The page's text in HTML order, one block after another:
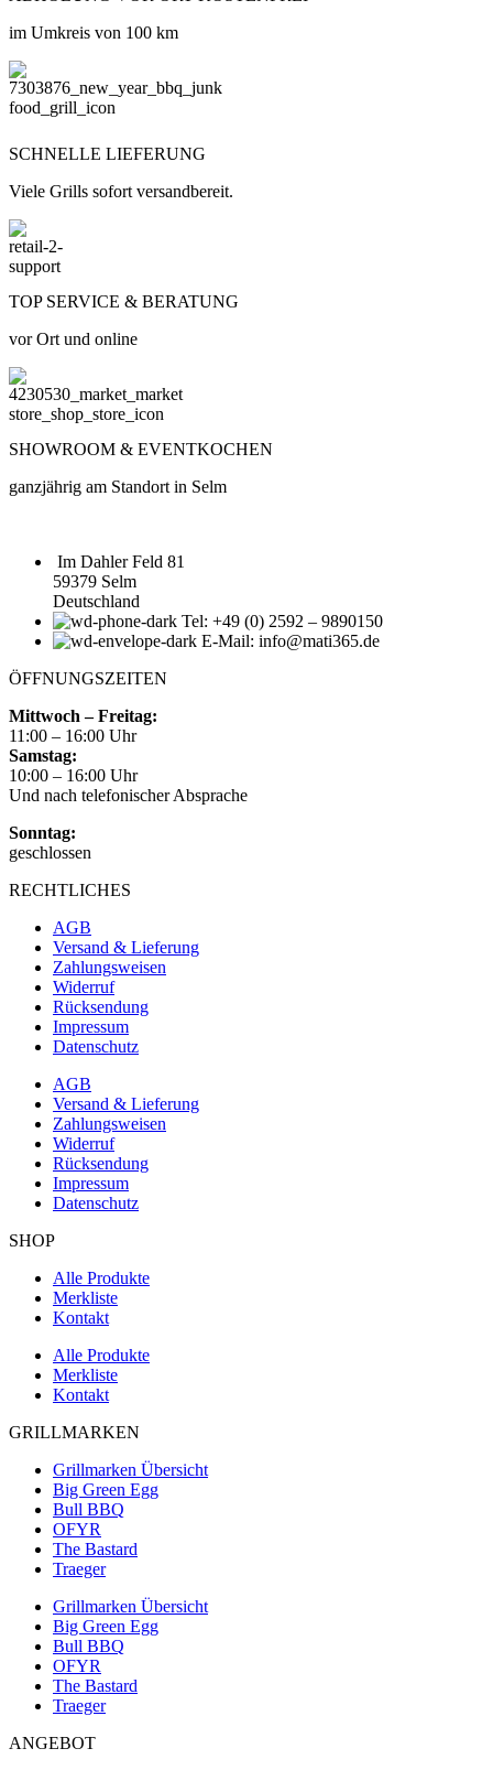
im Umkreis von 100 km
SCHNELLE LIEFERUNG
Viele Grills sofort versandbereit.
TOP SERVICE & BERATUNG
vor Ort und online
SHOWROOM & EVENTKOCHEN
ganzjährig am Standort in Selm
Im Dahler Feld 81
59379 Selm
Deutschland
Tel: +49 (0) 2592 – 9890150
E-Mail: info@mati365.de
ÖFFNUNGSZEITEN
Mittwoch – Freitag:
11:00 – 16:00 Uhr
Samstag:
10:00 – 16:00 Uhr
Und nach telefonischer Absprache
Sonntag:
geschlossen
RECHTLICHES
AGB
Versand & Lieferung
Zahlungsweisen
Widerruf
Rücksendung
Impressum
Datenschutz
AGB
Versand & Lieferung
Zahlungsweisen
Widerruf
Rücksendung
Impressum
Datenschutz
SHOP
Alle Produkte
Merkliste
Kontakt
Alle Produkte
Merkliste
Kontakt
GRILLMARKEN
Grillmarken Übersicht
Big Green Egg
Bull BBQ
OFYR
The Bastard
Traeger
Grillmarken Übersicht
Big Green Egg
Bull BBQ
OFYR
The Bastard
Traeger
ANGEBOT